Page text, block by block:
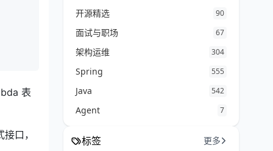
表
口，
开源精选 90
面试与职场 67
架构运维 304
Spring 555
Java 542
Agent 7
标签 更多